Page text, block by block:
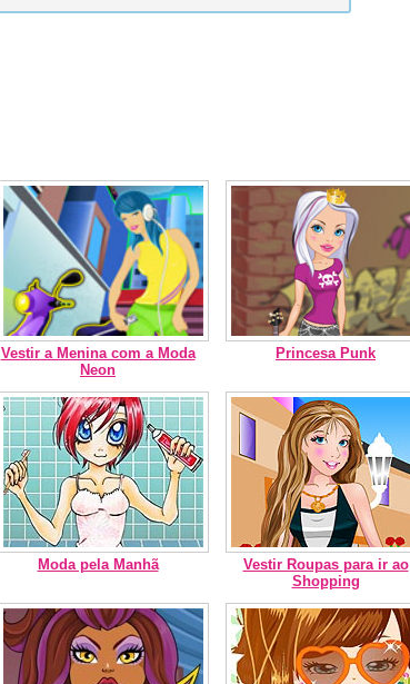
Vestir a Menina com a Moda
Neon
Princesa Punk
Moda pela Manhã
Vestir Roupas para ir ao
Shopping